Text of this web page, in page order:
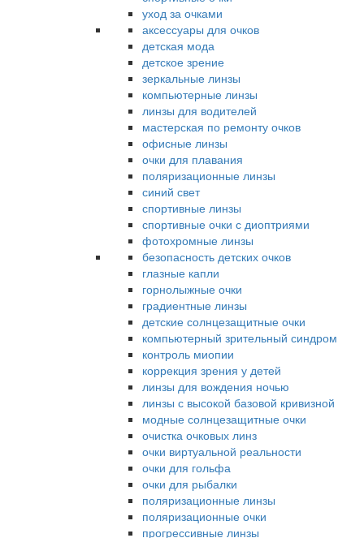
уход за очками
аксессуары для очков
детская мода
детское зрение
зеркальные линзы
компьютерные линзы
линзы для водителей
мастерская по ремонту очков
офисные линзы
очки для плавания
поляризационные линзы
синий свет
спортивные линзы
спортивные очки с диоптриями
фотохромные линзы
безопасность детских очков
глазные капли
горнолыжные очки
градиентные линзы
детские солнцезащитные очки
компьютерный зрительный синдром
контроль миопии
коррекция зрения у детей
линзы для вождения ночью
линзы с высокой базовой кривизной
модные солнцезащитные очки
очистка очковых линз
очки виртуальной реальности
очки для гольфа
очки для рыбалки
поляризационные линзы
поляризационные очки
прогрессивные линзы